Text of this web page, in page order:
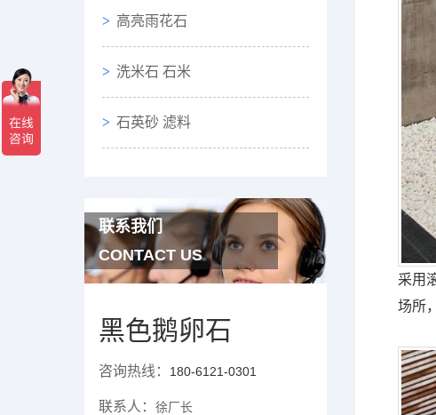
高亮雨花石
洗米石 石米
石英砂 滤料
联系我们
CONTACT US
黑色鹅卵石
咨询热线： 180-6121-0301
联系人： 徐厂长
采用
场所